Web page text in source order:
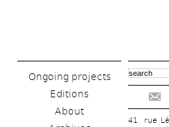
Ongoing projects
Editions
About
41, rue